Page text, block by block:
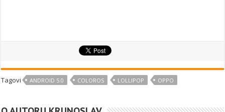
Tagovi ANDROID 5.0 COLOROS LOLLIPOP OPPO